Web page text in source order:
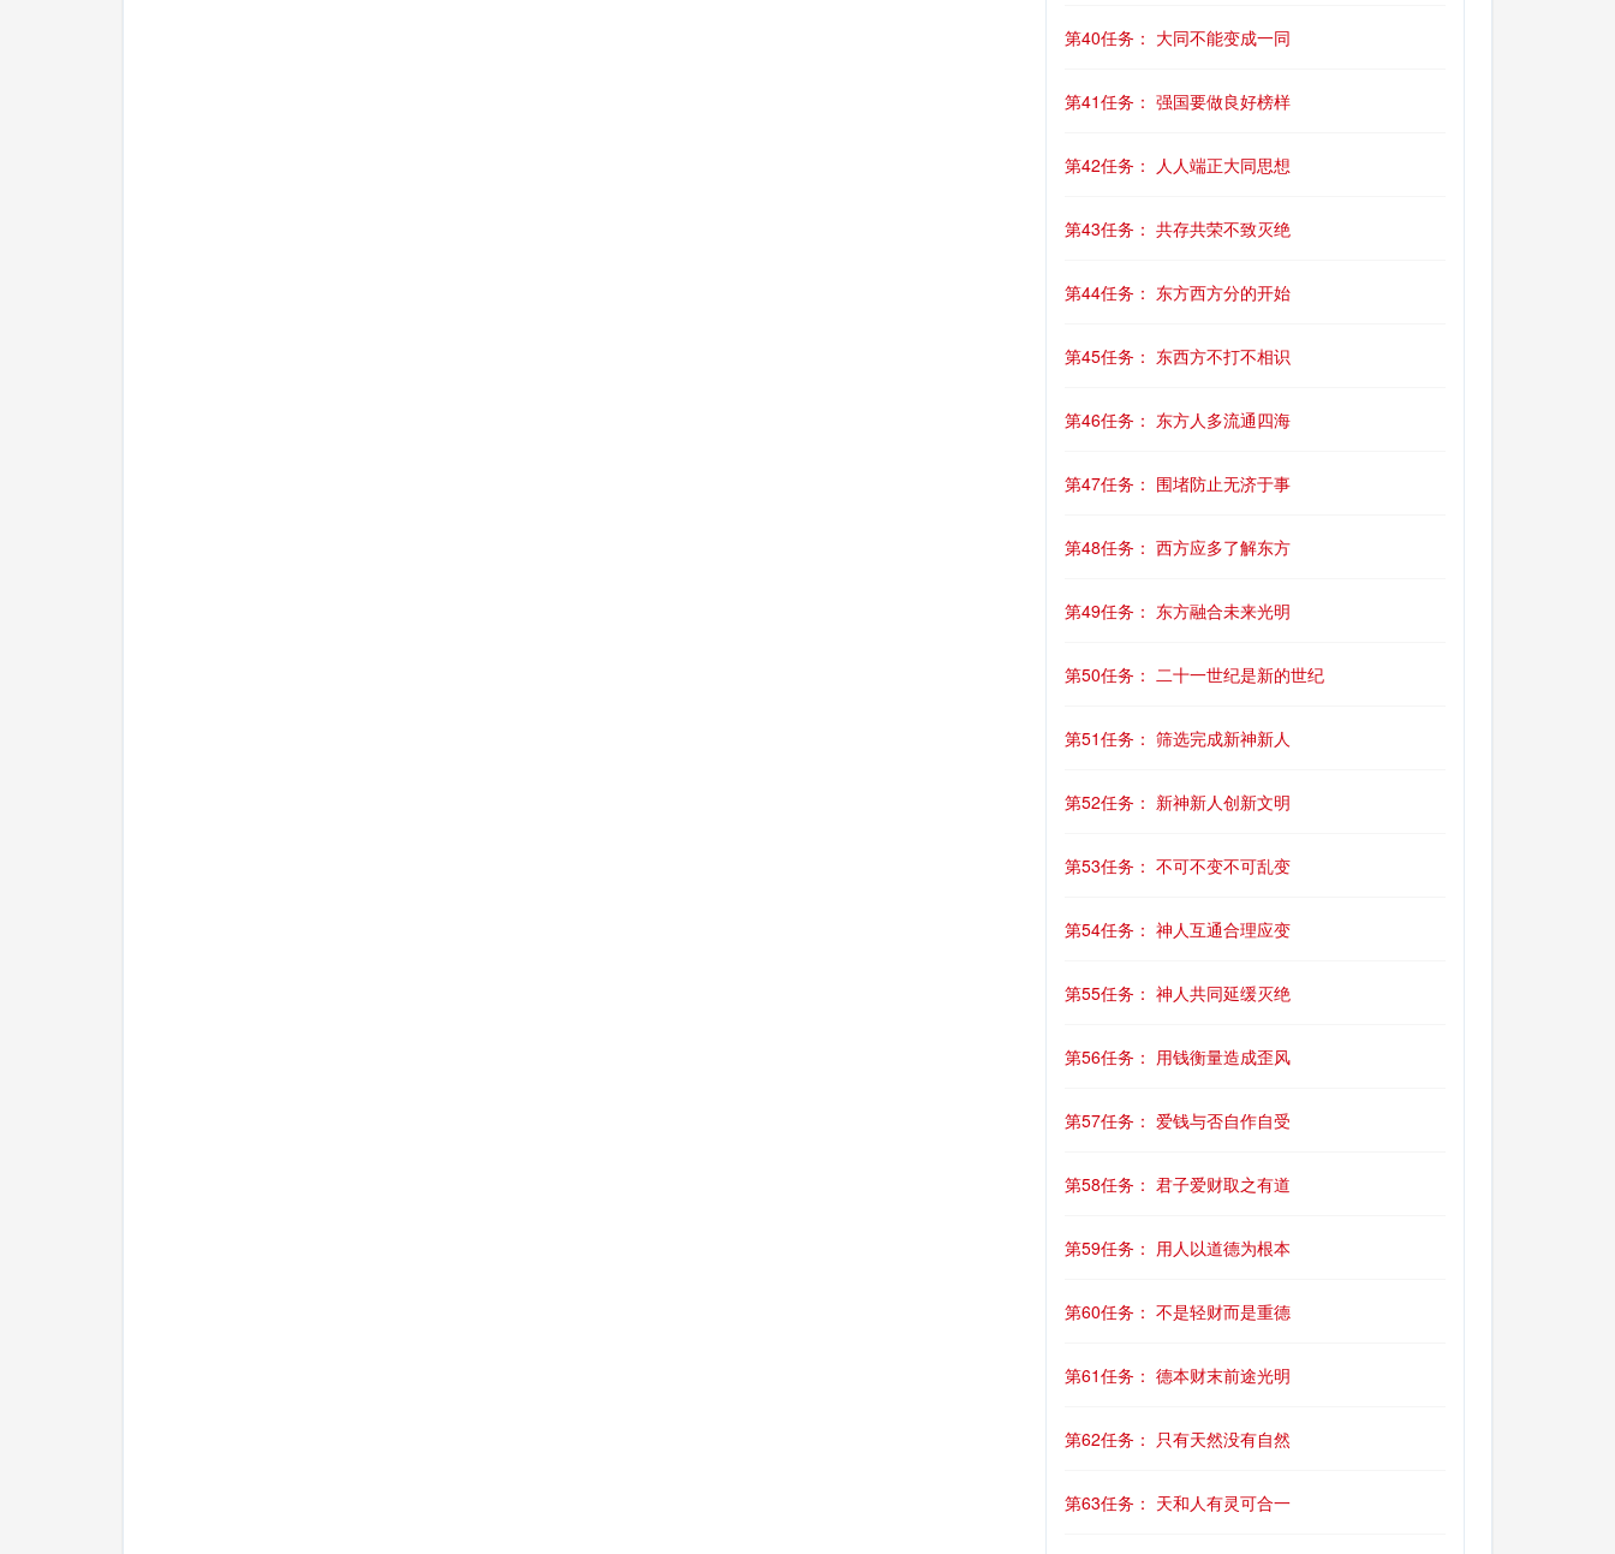
第40任务： 大同不能变成一同
第41任务： 强国要做良好榜样
第42任务： 人人端正大同思想
第43任务： 共存共荣不致灭绝
第44任务： 东方西方分的开始
第45任务： 东西方不打不相识
第46任务： 东方人多流通四海
第47任务： 围堵防止无济于事
第48任务： 西方应多了解东方
第49任务： 东方融合未来光明
第50任务： 二十一世纪是新的世纪
第51任务： 筛选完成新神新人
第52任务： 新神新人创新文明
第53任务： 不可不变不可乱变
第54任务： 神人互通合理应变
第55任务： 神人共同延缓灭绝
第56任务： 用钱衡量造成歪风
第57任务： 爱钱与否自作自受
第58任务： 君子爱财取之有道
第59任务： 用人以道德为根本
第60任务： 不是轻财而是重德
第61任务： 德本财末前途光明
第62任务： 只有天然没有自然
第63任务： 天和人有灵可合一